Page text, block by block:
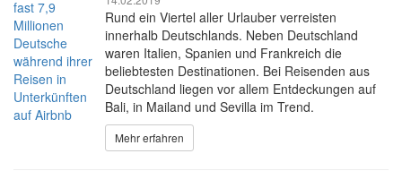
Rund ein Viertel aller Urlauber verreisten
innerhalb Deutschlands. Neben Deutschland
waren Italien, Spanien und Frankreich die
beliebtesten Destinationen. Bei Reisenden aus
Deutschland liegen vor allem Entdeckungen auf
Bali, in Mailand und Sevilla im Trend.
Mehr erfahren